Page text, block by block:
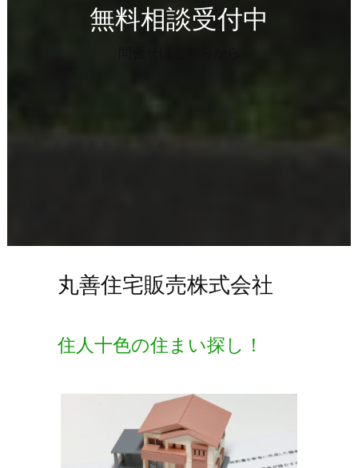
無料相談受付中
丸善住宅販売株式会社
住人十色の住まい探し！